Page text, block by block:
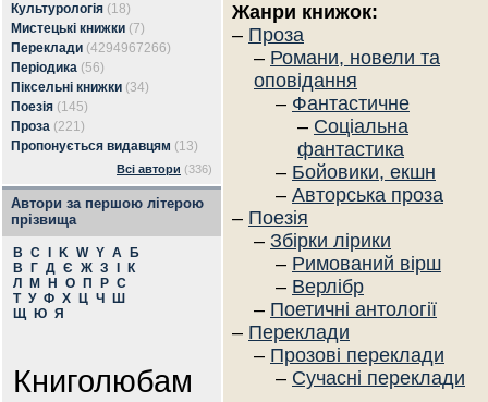
Культурологія (18)
Мистецькі книжки (7)
Переклади (4294967266)
Періодика (56)
Піксельні книжки (34)
Поезія (145)
Проза (221)
Пропонується видавцям (13)
Всі автори (336)
Автори за першою літерою
прізвища
B C K W Y А
Б
В
Г Д Є Ж З
К
Л
М Н О П Р С
Т У Ф Х Ц Ч
Ш
Щ
Ю Я
Книголюбам
Жанри книжок:
– Проза
– Романи, новели та
оповідання
– Фантастичне
– Соціальна
фантастика
– Бойовики, екшн
– Авторська проза
– Поезія
– Збірки лірики
– Римований вірш
– Верлібр
– Поетичні антології
– Переклади
– Прозові переклади
– Сучасні переклади